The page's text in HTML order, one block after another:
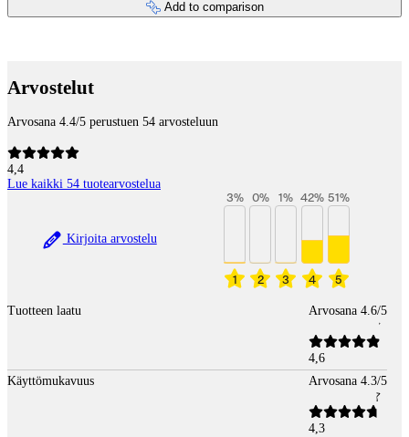
Add to comparison
Arvostelut
Arvosana 4.4/5 perustuen 54 arvosteluun
4,4
Lue kaikki 54 tuotearvostelua
Kirjoita arvostelu
1
3%
2
0%
3
1%
4
42%
5
51%
Tuotteen laatu Arvosana 4.6/5
4,6
Käyttömukavuus
Arvosana 4.3/5
4,3